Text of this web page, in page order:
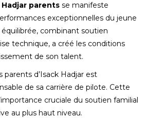
Hadjar parents se manifeste
exceptionnelles du jeune
combinant soutien
technique, a créé les conditions
de son talent.
parents d’Isack Hadjar est
de sa carrière de pilote. Cette
cruciale du soutien familial
au plus haut niveau.